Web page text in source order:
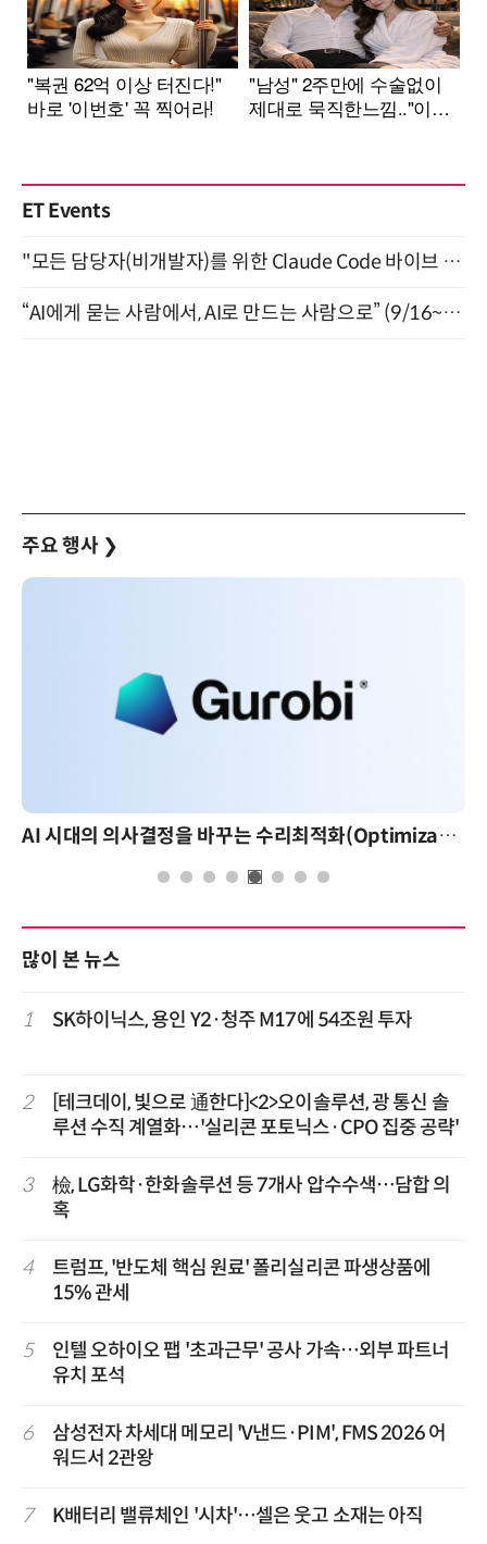
ET Events
"모든 담당자(비개발자)를 위한 Claude Code 바이브 코딩 2-day 부트캠프" 9월 16~17일 개최
“AI에게 묻는 사람에서, AI로 만드는 사람으로” (9/16~17)
주요 행사 ❯
AI 시대의 의사결정을 바꾸는 수리최적화(Optimization): 실제 산업 적용 사례와 활용 전략
많이 본 뉴스
1 SK하이닉스, 용인 Y2·청주 M17에 54조원 투자
2
[테크데이, 빛으로 通한다]<2>오이솔루션, 광 통신 솔
루션 수직 계열화…'실리콘 포토닉스·CPO 집중 공략'
3
檢, LG화학·한화솔루션 등 7개사 압수수색…담합 의
혹
4
트럼프, '반도체 핵심 원료' 폴리실리콘 파생상품에
15% 관세
5
인텔 오하이오 팹 '초과근무' 공사 가속…외부 파트너
유치 포석
6
삼성전자 차세대 메모리 'V낸드·PIM', FMS 2026 어
워드서 2관왕
7 K배터리 밸류체인 '시차'…셀은 웃고 소재는 아직